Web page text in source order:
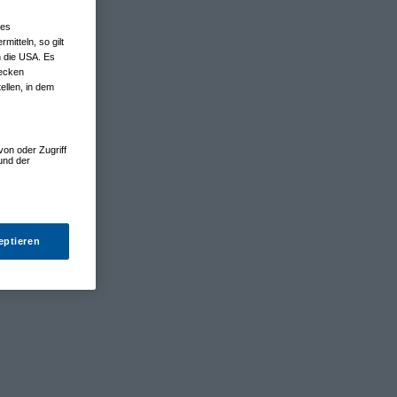
so gilt
die USA. Es
in dem
oder Zugriff
der